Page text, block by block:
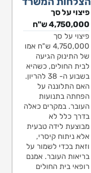
פיצוי על סך
4,750,000 ש"ח
פיצוי על סך
4,750,000 ש"ח אמו
של התינוק הגיעה
לבית החולים, כשהיא
בשבוע ה- 38 להריון.
האם התלוננה על
הפחתה בתנועות
העובר. במקרים כאלה
בדרך כלל לא
מבוצעת לידה טבעית
אלא ניתוח קיסרי,
וזאת בכדי לשמור על
בריאות העובר. אמנם
רופאי בית החולים